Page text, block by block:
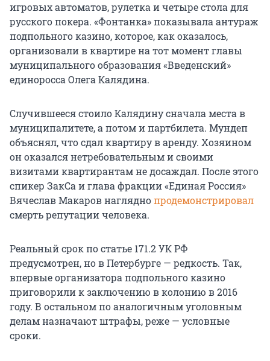
игровых автоматов, рулетка и четыре стола для
русского покера. «Фонтанка» показывала антураж
подпольного казино, которое, как оказалось,
организовали в квартире на тот момент главы
муниципального образования «Введенский»
единоросса Олега Калядина.
Случившееся стоило Калядину сначала места в
муниципалитете, а потом и партбилета. Мундеп
объяснял, что сдал квартиру в аренду. Хозяином
он оказался нетребовательным и своими
визитами квартирантам не досаждал. После этого
спикер ЗакСа и глава фракции «Единая Россия»
Вячеслав Макаров нагляднопродемонстрировал
смерть репутации человека.
Реальный срок по статье 171.2 УК РФ
предусмотрен, но в Петербурге — редкость. Так,
впервые организатора подпольного казино
приговорили к заключению в колонию в 2016
году. В остальном по аналогичным уголовным
делам назначают штрафы, реже — условные
сроки.